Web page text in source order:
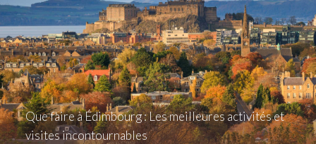
Que faire à Édimbourg : Les meilleures activités et
visites incontournables